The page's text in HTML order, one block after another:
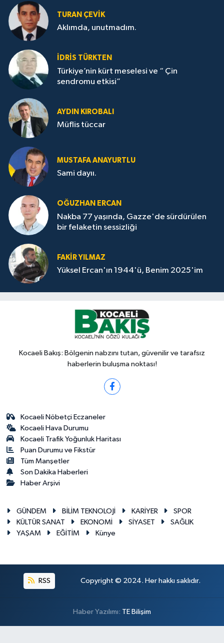
TURAN ÇEVİK
Aklımda, unutmadım.
İDRİS TÜRKTEN
Türkiye’nin kürt meselesi ve “ Çin
sendromu etkisi”
AYDIN KIROBALI
Müflis tüccar
MUSTAFA ANAYURTLU
Sami dayıı.
OĞUZHAN ERCAN
Nakba 77 yaşında, Gazze'de sürdürülen
bir felaketin sessizliği
FAKİR YILMAZ
Yüksel Ercan'ın 1944'ü, Benim 2025'im
Kocaeli Bakış: Bölgenin nabzını tutan, güvenilir ve tarafsız
haberlerin buluşma noktası!
Kocaeli Nöbetçi Eczaneler
Kocaeli Hava Durumu
Kocaeli Trafik Yoğunluk Haritası
Puan Durumu ve Fikstür
Tüm Manşetler
Son Dakika Haberleri
Haber Arşivi
GÜNDEM BİLİM TEKNOLOJİ KARİYER
SPOR
KÜLTÜR SANAT
EKONOMİ SİYASET
SAĞLIK
YAŞAM
EĞİTİM Künye
RSS Copyright © 2024. Her hakkı saklıdır.
Haber Yazılımı: TE Bilişim